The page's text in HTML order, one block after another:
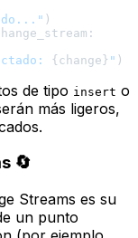
{change} "
de tipo insert o
más ligeros,
🔄
Streams es su
un punto